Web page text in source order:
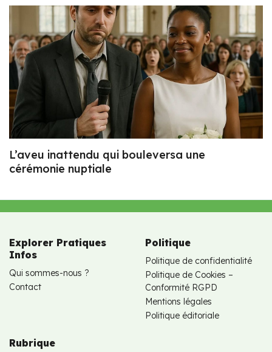
L’aveu inattendu qui bouleversa une
cérémonie nuptiale
Explorer Pratiques
Infos
Qui sommes-nous ?
Contact
Politique
Politique de confidentialité
Politique de Cookies –
Conformité RGPD
Mentions légales
Politique éditoriale
Rubrique